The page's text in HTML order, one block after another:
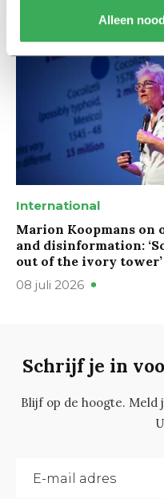
Alleen
International
Marion Koopmans on
and disinformation:
out of the ivory tower’
08 juli 2026
Schrijf je in
Blijf op de hoogte. Meld